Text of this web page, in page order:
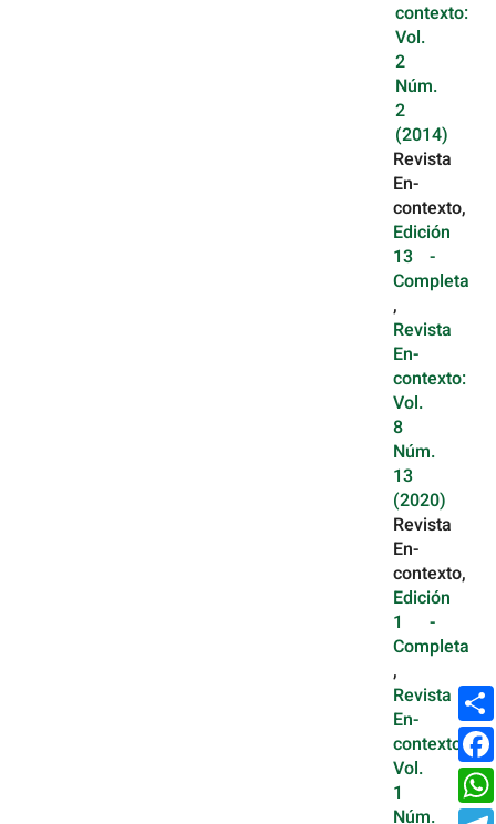
contexto:
Vol.
2
Núm.
2
(2014)
Revista
En-
contexto,
Edición
13 -
Completa
,
Revista
En-
contexto:
Vol.
8
Núm.
13
(2020)
Revista
En-
contexto,
Edición
1 -
Completa
,
Revista
En-
contexto:
Vol.
1
Núm.